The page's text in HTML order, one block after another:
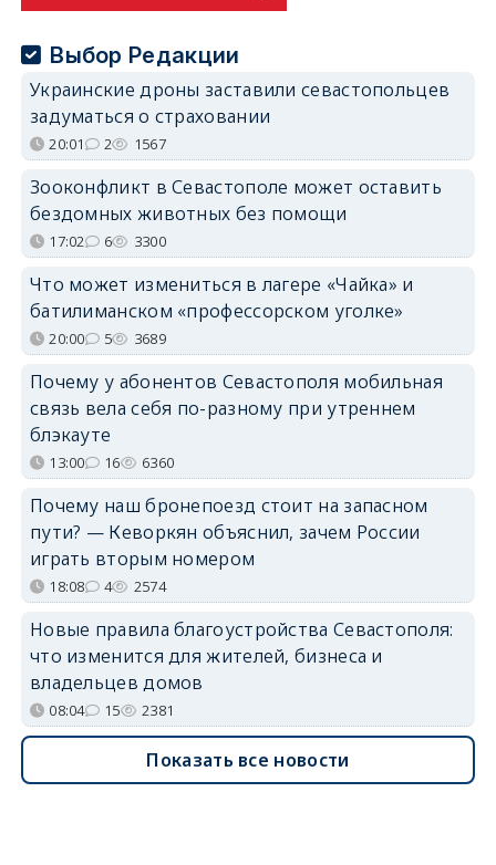
Выбор Редакции
Украинские дроны заставили севастопольцев
задуматься о страховании
20:01 2 1567
Зооконфликт в Севастополе может оставить
бездомных животных без помощи
17:02 6 3300
Что может измениться в лагере «Чайка» и
батилиманском «профессорском уголке»
20:00 5 3689
Почему у абонентов Севастополя мобильная
связь вела себя по-разному при утреннем
блэкауте
13:00 16 6360
Почему наш бронепоезд стоит на запасном
пути? — Кеворкян объяснил, зачем России
играть вторым номером
18:08 4 2574
Новые правила благоустройства Севастополя:
что изменится для жителей, бизнеса и
владельцев домов
08:04 15 2381
Показать все новости